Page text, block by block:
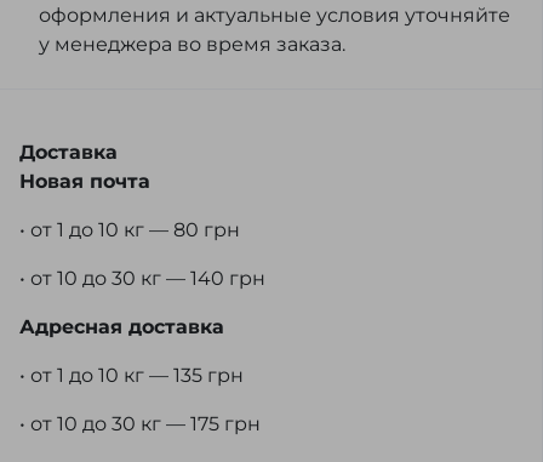
оформления и актуальные условия уточняйте
у менеджера во время заказа.
Доставка
Новая почта
• от 1 до 10 кг — 80 грн
• от 10 до 30 кг — 140 грн
Адресная доставка
• от 1 до 10 кг — 135 грн
• от 10 до 30 кг — 175 грн